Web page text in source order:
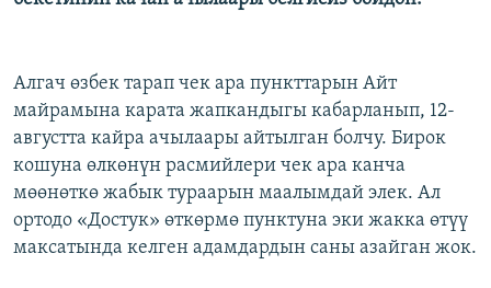
​Алгач өзбек тарап чек ара пункттарын Айт
майрамына карата жапкандыгы кабарланып, 12-
августта кайра ачылаары айтылган болчу. Бирок
кошуна өлкөнүн расмийлери чек ара канча
мөөнөткө жабык тураарын маалымдай элек. Ал
ортодо «Достук» өткөрмө пунктуна эки жакка өтүү
максатында келген адамдардын саны азайган жок.